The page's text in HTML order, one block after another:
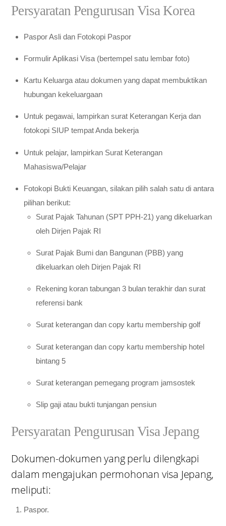
Persyaratan Pengurusan Visa Korea
Paspor Asli dan Fotokopi Paspor
Formulir Aplikasi Visa (bertempel satu lembar foto)
Kartu Keluarga atau dokumen yang dapat membuktikan
hubungan kekeluargaan
Untuk pegawai, lampirkan surat Keterangan Kerja dan
fotokopi SIUP tempat Anda bekerja
Untuk pelajar, lampirkan Surat Keterangan
Mahasiswa/Pelajar
Fotokopi Bukti Keuangan, silakan pilih salah satu di antara
pilihan berikut:
Surat Pajak Tahunan (SPT PPH-21) yang dikeluarkan
oleh Dirjen Pajak RI
Surat Pajak Bumi dan Bangunan (PBB) yang
dikeluarkan oleh Dirjen Pajak RI
Rekening koran tabungan 3 bulan terakhir dan surat
referensi bank
Surat keterangan dan copy kartu membership golf
Surat keterangan dan copy kartu membership hotel
bintang 5
Surat keterangan pemegang program jamsostek
Slip gaji atau bukti tunjangan pensiun
Persyaratan Pengurusan Visa Jepang
Dokumen-dokumen yang perlu dilengkapi
dalam mengajukan permohonan visa Jepang,
meliputi:
Paspor.